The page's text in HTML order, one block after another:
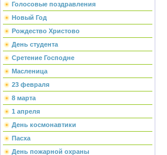
Голосовые поздравления
Новый Год
Рождество Христово
День студента
Сретение Господне
Масленица
23 февраля
8 марта
1 апреля
День космонавтики
Пасха
День пожарной охраны